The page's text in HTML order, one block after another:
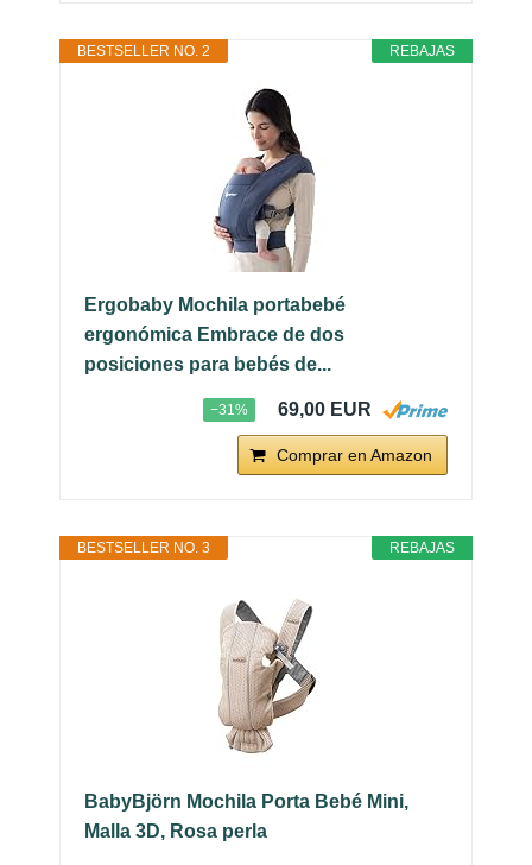
REBAJAS
BESTSELLER NO. 2
Ergobaby Mochila portabebé
ergonómica Embrace de dos
posiciones para bebés de...
−31% 69,00 EUR
Comprar en Amazon
REBAJAS
BESTSELLER NO. 3
BabyBjörn Mochila Porta Bebé Mini,
Malla 3D, Rosa perla